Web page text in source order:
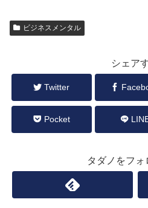
ビジネスメンタル
シェア
Twitter
Pocket
タダノをフォ